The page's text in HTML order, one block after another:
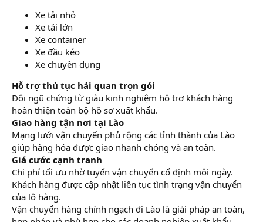
Xe tải nhỏ
Xe tải lớn
Xe container
Xe đầu kéo
Xe chuyên dụng
Hỗ trợ thủ tục hải quan trọn gói
Đội ngũ chứng từ giàu kinh nghiệm hỗ trợ khách hàng
hoàn thiện toàn bộ hồ sơ xuất khẩu.
Giao hàng tận nơi tại Lào
Mạng lưới vận chuyển phủ rộng các tỉnh thành của Lào
giúp hàng hóa được giao nhanh chóng và an toàn.
Giá cước cạnh tranh
Chi phí tối ưu nhờ tuyến vận chuyển cố định mỗi ngày.
Khách hàng được cập nhật liên tục tình trạng vận chuyển
của lô hàng.
Vận chuyển hàng chính ngạch đi Lào là giải pháp an toàn,